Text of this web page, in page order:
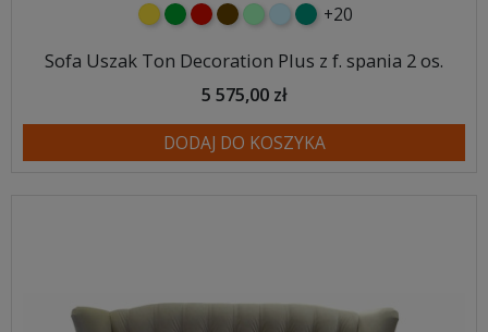
żółtyzielonyczerwony
czekoladowy
miętowybłękitny
turkusowy
+20
Sofa Uszak Ton Decoration Plus z f. spania 2 os.
5 575,00 zł
DODAJ DO KOSZYKA